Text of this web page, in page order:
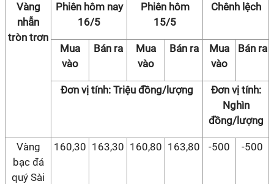
Vàng
nhẫn
tròn trơn
Phiên hôm nay
16/5
Phiên hôm
15/5
Chênh lệch
Mua
vào
Bán ra
Mua
vào
Bán ra
Mua
vào
Bán ra
Đơn vị tính: Triệu đồng/lượng
Đơn vị tính:
Nghìn
đồng/lượng
Vàng
bạc đá
quý Sài
160,30 163,30 160,80 163,80 -500 -500